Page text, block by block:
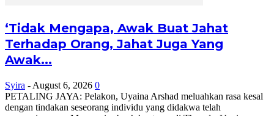
‘Tidak Mengapa, Awak Buat Jahat
Terhadap Orang, Jahat Juga Yang
Awak...
Syira - August 6, 2026 0
PETALING JAYA: Pelakon, Uyaina Arshad meluahkan rasa kesal
dengan tindakan seseorang individu yang didakwa telah